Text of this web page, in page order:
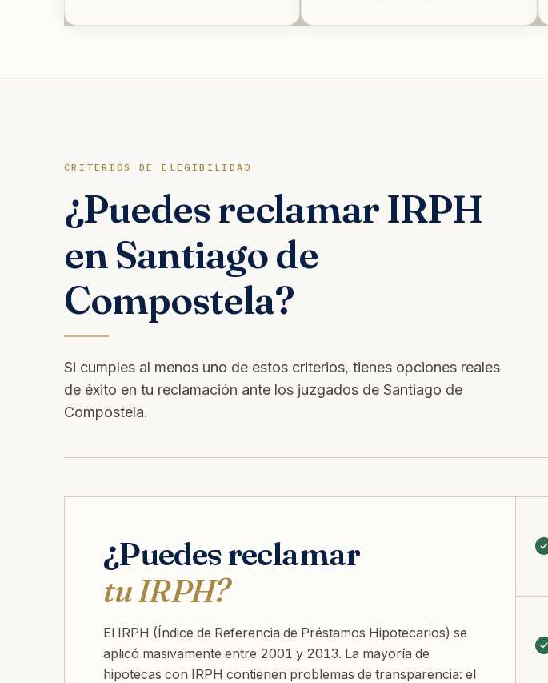
CRITERIOS DE ELEGIBILIDAD
¿Puedes reclamar IRPH
en Santiago de
Compostela?
Si cumples al menos uno de estos criterios, tienes opciones reales
de éxito en tu reclamación ante los juzgados de Santiago de
Compostela.
¿Puedes reclamar
tu IRPH?
El IRPH (Índice de Referencia de Préstamos Hipotecarios) se
aplicó masivamente entre 2001 y 2013. La mayoría de
hipotecas con IRPH contienen problemas de transparencia: el